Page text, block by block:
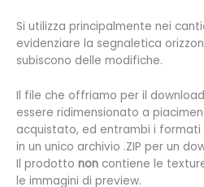
Si utilizza principalmente nei
evidenziare la segnaletica
subiscono delle modifiche.
Il file che offriamo per il
essere ridimensionato a
acquistato, ed entrambi i formati
in un unico archivio .ZIP per un
Il prodotto non contiene le
le immagini di preview.